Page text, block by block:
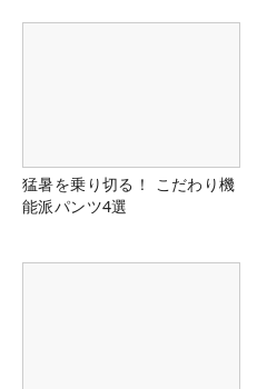
猛暑を乗り切る！ こだわり機
能派パンツ4選